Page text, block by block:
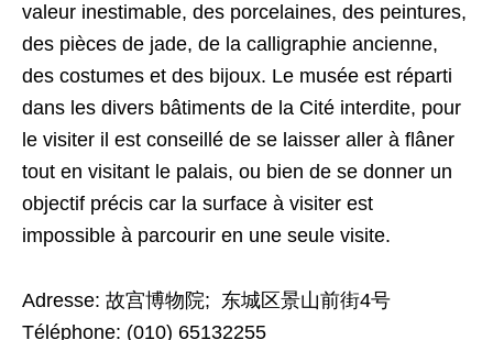
valeur inestimable, des porcelaines, des peintures,
des pièces de jade, de la calligraphie ancienne,
des costumes et des bijoux. Le musée est réparti
dans les divers bâtiments de la Cité interdite, pour
le visiter il est conseillé de se laisser aller à flâner
tout en visitant le palais, ou bien de se donner un
objectif précis car la surface à visiter est
impossible à parcourir en une seule visite.
Adresse: 故宫博物院; 东城区景山前街4号
Téléphone: (010) 65132255